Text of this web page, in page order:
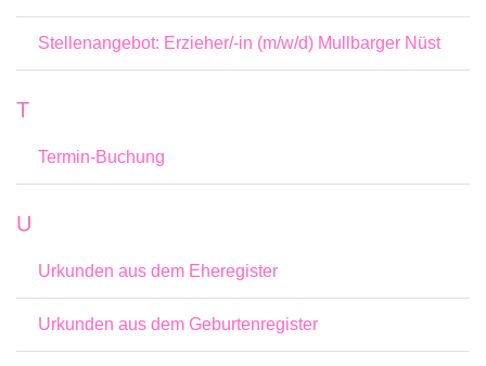
Stellenangebot: Erzieher/-in (m/w/d) Mullbarger Nüst
T
Termin-Buchung
U
Urkunden aus dem Eheregister
Urkunden aus dem Geburtenregister